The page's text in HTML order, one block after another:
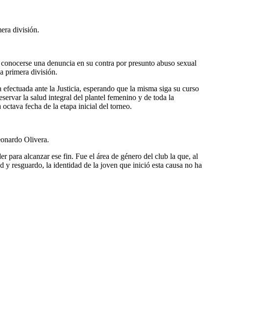
división.
una denuncia en su contra por presunto abuso sexual
primera división.
ante la Justicia, esperando que la misma siga su curso
la salud integral del plantel femenino y de toda la
fecha de la etapa inicial del torneo.
Olivera.
para alcanzar ese fin. Fue el área de género del club la que, al
resguardo, la identidad de la joven que inició esta causa no ha